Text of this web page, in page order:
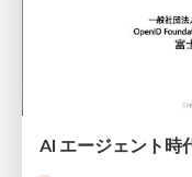
AI エージェント時